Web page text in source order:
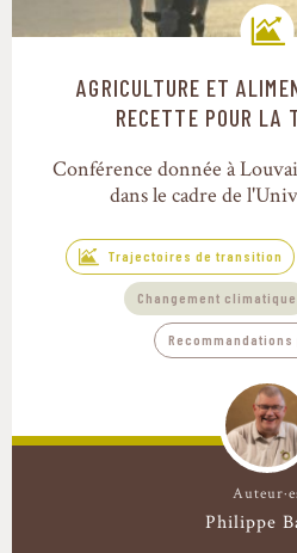
Trajectoires de
AGRICULTURE ET
RECETTE POUR LA
Conférence donnée à
dans le cadre de
Trajectoires de transition
Changement climatique
Philippe